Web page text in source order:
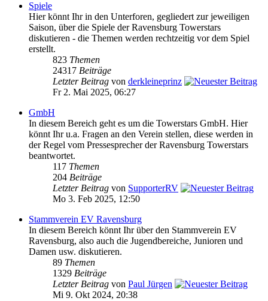
Spiele
Hier könnt Ihr in den Unterforen, gegliedert zur jeweiligen
Saison, über die Spiele der Ravensburg Towerstars
diskutieren - die Themen werden rechtzeitig vor dem Spiel
erstellt.
823 Themen
24317 Beiträge
Letzter Beitrag von derkleineprinz
Fr 2. Mai 2025, 06:27
GmbH
In diesem Bereich geht es um die Towerstars GmbH. Hier
könnt Ihr u.a. Fragen an den Verein stellen, diese werden in
der Regel vom Pressesprecher der Ravensburg Towerstars
beantwortet.
117 Themen
204 Beiträge
Letzter Beitrag von SupporterRV
Mo 3. Feb 2025, 12:50
Stammverein EV Ravensburg
In diesem Bereich könnt Ihr über den Stammverein EV
Ravensburg, also auch die Jugendbereiche, Junioren und
Damen usw. diskutieren.
89 Themen
1329 Beiträge
Letzter Beitrag von Paul Jürgen
Mi 9. Okt 2024, 20:38